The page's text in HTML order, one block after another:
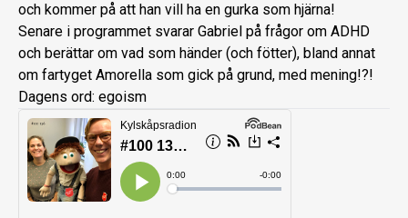
och kommer på att han vill ha en gurka som hjärna!
Senare i programmet svarar Gabriel på frågor om ADHD
och berättar om vad som händer (och fötter), bland annat
om fartyget Amorella som gick på grund, med mening!?!
Dagens ord: egoism